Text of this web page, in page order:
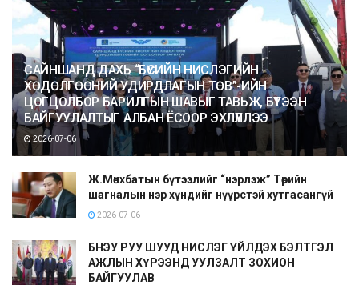
САЙНШАНД ДАХЬ “БҮСИЙН НИСЛЭГИЙН
ХӨДӨЛГӨӨНИЙ УДИРДЛАГЫН ТӨВ”-ИЙН
ЦОГЦОЛБОР БАРИЛГЫН ШАВЫГ ТАВЬЖ, БҮТЭЭН
БАЙГУУЛАЛТЫГ АЛБАН ЁСООР ЭХЛҮҮЛЛЭЭ
2026-07-06
Ж.Мөнхбатын бүтээлийг “нэрлэж” Төрийн
шагналын нэр хүндийг нүүрстэй хутгасангүй
2026-07-06
БНЭУ РУУ ШУУД НИСЛЭГ ҮЙЛДЭХ БЭЛТГЭЛ
АЖЛЫН ХҮРЭЭНД УУЛЗАЛТ ЗОХИОН
БАЙГУУЛАВ